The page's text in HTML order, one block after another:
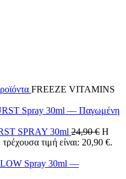
FREEZE VITAMINS
SPRAY 30ml 24,90€ Η
τιμή είναι: 20,90 €.